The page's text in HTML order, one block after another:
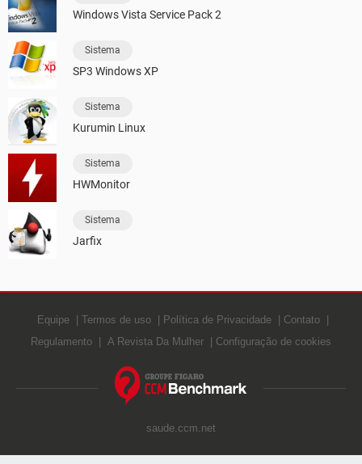
Windows Vista Service Pack 2
Sistema
SP3 Windows XP
Sistema
Kurumin Linux
Sistema
HWMonitor
Sistema
Jarfix
Equipe Termos de uso Política de Privacidade
Contato
Regulamento
A Revista Da Mulher Configuração de cookies
saude.ccm.net